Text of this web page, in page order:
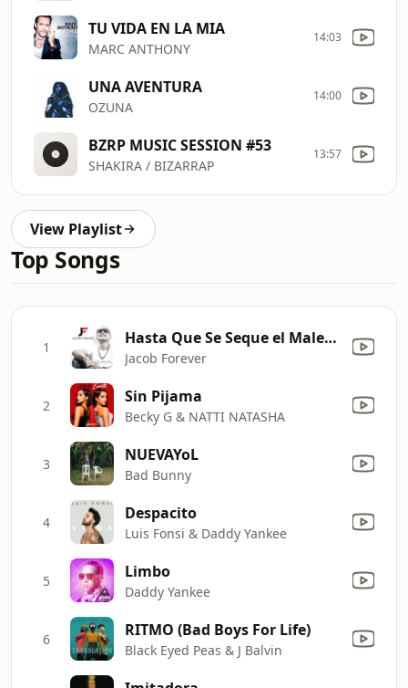
TU VIDA EN LA MIA
MARC ANTHONY
14:03
UNA AVENTURA
OZUNA
14:00
BZRP MUSIC SESSION #53
SHAKIRA / BIZARRAP
13:57
View Playlist
Top Songs
1 Hasta Que Se Seque el Malecón
Jacob Forever
2 Sin Pijama
Becky G & NATTI NATASHA
3 NUEVAYoL
Bad Bunny
4 Despacito
Luis Fonsi & Daddy Yankee
5 Limbo
Daddy Yankee
6 RITMO (Bad Boys For Life)
Black Eyed Peas & J Balvin